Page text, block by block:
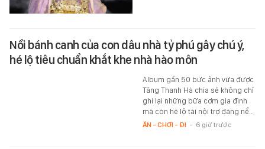
Nồi bánh canh của con dâu nhà tỷ phú gây chú ý,
hé lộ tiêu chuẩn khắt khe nhà hào môn
Album gần 50 bức ảnh vừa được
Tăng Thanh Hà chia sẻ không chỉ
ghi lại những bữa cơm gia đình
mà còn hé lộ tài nội trợ đáng nể…
ĂN - CHƠI - ĐI - 6 giờ trước